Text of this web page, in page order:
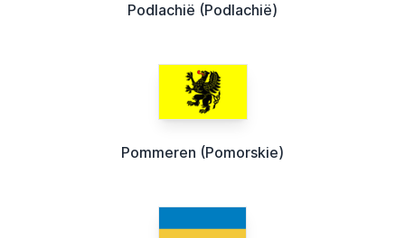
Podlachië (Podlachië)
Pommeren (Pomorskie)